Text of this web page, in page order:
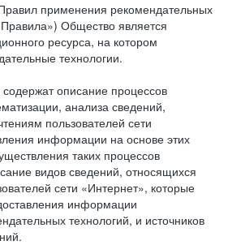
применения рекомендательных
Общество является
ресурса, на котором
технологии.
описание процессов
анализа сведений,
пользователей сети
информации на основе этих
таких процессов
видов сведений, относящихся
сети «Интернет», которые
информации
технологий, и источников